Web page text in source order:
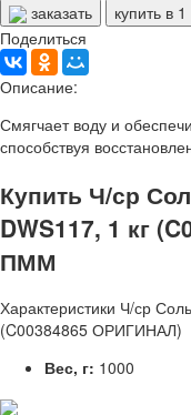
заказать
купить в 1
Поделиться
Описание:
Смягчает воду и
способствуя
Купить Ч/ср
DWS117, 1 кг
ПММ
Характеристики Ч/ср
(C00384865 ОРИГИНАЛ)
Вес, г: 1000